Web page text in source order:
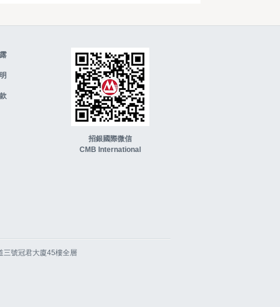
招銀國際微信
CMB International
三號冠君大廈45樓全層